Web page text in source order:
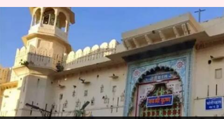
Rajasthan : 350 ఏళ్లుగా ఈ
ఆలయంలో ప్రసాదం దోపిడీ.. కారణం
ఏంటో తెలిస్తే ఆశ్చర్యపోవడం
ఖాయం
వ్రాసిన వారు TEJAVYAS BESTHA Nov 15, 2023 05:06 pm
ఈ వార్తాకథనం ఏంటి